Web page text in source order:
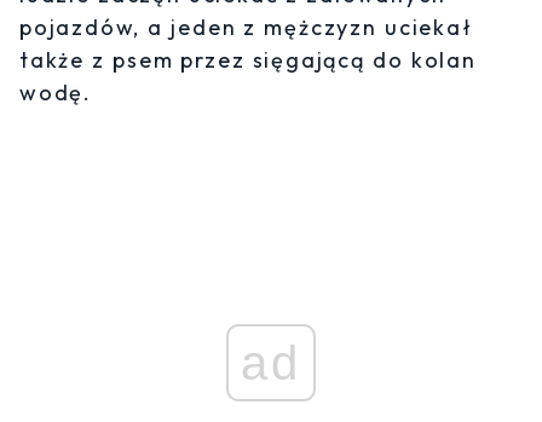
pojazdów, a jeden z mężczyzn uciekał
także z psem przez sięgającą do kolan
wodę.
ad